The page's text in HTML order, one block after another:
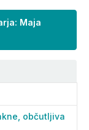
Maja
občutljiva